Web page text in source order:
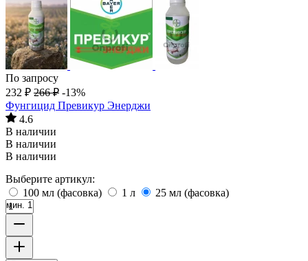
По запросу
232 ₽ 266 ₽ -13%
Фунгицид Превикур Энерджи
4.6
В наличии
В наличии
В наличии
Выберите артикул:
100 мл (фасовка)
1 л 25 мл (фасовка)
мин. 1